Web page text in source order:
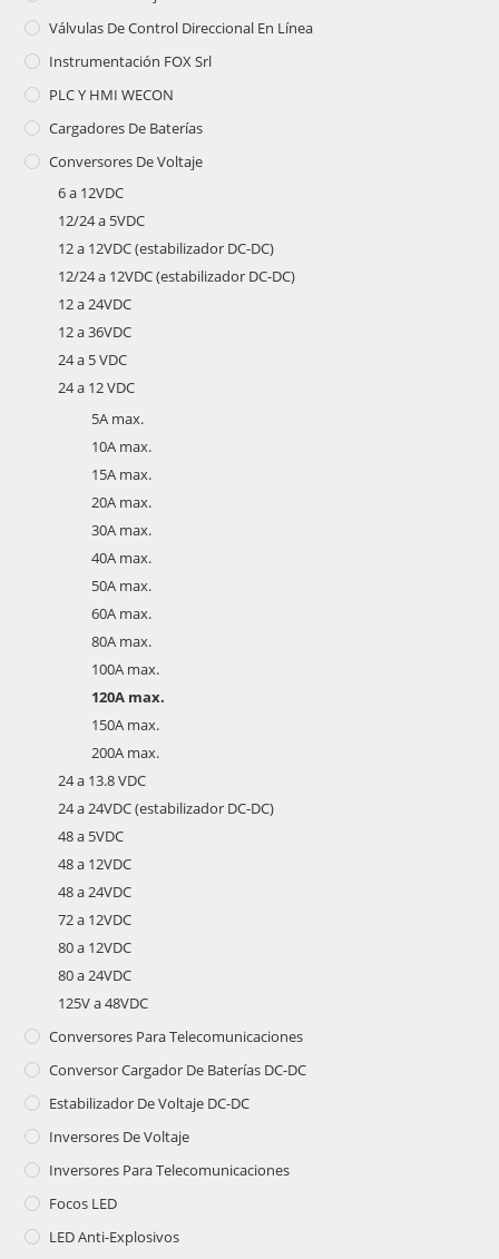
Válvulas De Control Direccional En Línea
Instrumentación FOX Srl
PLC Y HMI WECON
Cargadores De Baterías
Conversores De Voltaje
6 a 12VDC
12/24 a 5VDC
12 a 12VDC (estabilizador DC-DC)
12/24 a 12VDC (estabilizador DC-DC)
12 a 24VDC
12 a 36VDC
24 a 5 VDC
24 a 12 VDC
5A max.
10A max.
15A max.
20A max.
30A max.
40A max.
50A max.
60A max.
80A max.
100A max.
120A max.
150A max.
200A max.
24 a 13.8 VDC
24 a 24VDC (estabilizador DC-DC)
48 a 5VDC
48 a 12VDC
48 a 24VDC
72 a 12VDC
80 a 12VDC
80 a 24VDC
125V a 48VDC
Conversores Para Telecomunicaciones
Conversor Cargador De Baterías DC-DC
Estabilizador De Voltaje DC-DC
Inversores De Voltaje
Inversores Para Telecomunicaciones
Focos LED
LED Anti-Explosivos